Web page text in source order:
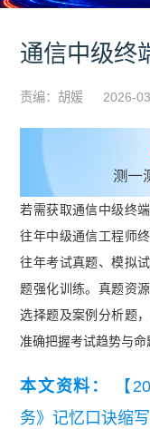
通信中级终
责编：胡媛 2026-
若需获取通信中级终
往年中级通信工程师
往年考试真题、模拟
题强化训练。真题资
选择题及案例分析题
准确把握考试趋势与命
本文资料：
【
务》记忆口诀缩写